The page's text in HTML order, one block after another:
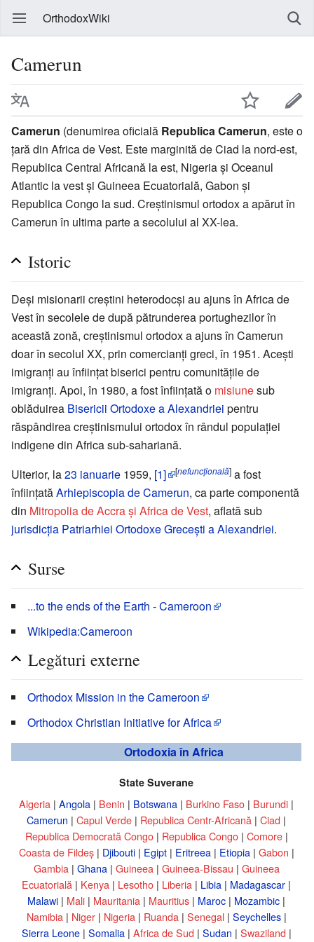
OrthodoxWiki
Camerun
Camerun (denumirea oficială Republica Camerun, este o
țară din Africa de Vest. Este marginită de Ciad la nord-est,
Republica Central Africană la est, Nigeria și Oceanul
Atlantic la vest și Guineea Ecuatorială, Gabon și
Republica Congo la sud. Creștinismul ortodox a apărut în
Camerun în ultima parte a secolului al XX-lea.
Istoric
Deși misionarii creștini heterodocși au ajuns în Africa de
Vest în secolele de după pătrunderea portughezilor în
această zonă, creștinismul ortodox a ajuns în Camerun
doar în secolul XX, prin comercianți greci, în 1951. Acești
imigranți au înființat biserici pentru comunitățile de
imigranți. Apoi, în 1980, a fost înființată o misiunesub
oblăduirea Bisericii Ortodoxe a Alexandriei pentru
răspândirea creștinismului ortodox în rândul populației
indigene din Africa sub-sahariană.
Ulterior, la23 ianuarie 1959, [1] [nefuncțională] a fost
înființatăArhiepiscopia de Camerun, ca parte componentă
din Mitropolia de Accra și Africa de Vest, aflată sub
jurisdicția Patriarhiei Ortodoxe Grecești a Alexandriei.
Surse
...to the ends of the Earth - Cameroon
Wikipedia:Cameroon
Legături externe
Orthodox Mission in the Cameroon
Orthodox Christian Initiative for Africa
Ortodoxia în Africa
State Suverane
Algeria | Angola | Benin | Botswana | Burkino Faso | Burundi |
Camerun | Capul Verde | Republica Centr-Africană | Ciad |
Republica Democrată Congo| Republica Congo| Comore|
Coasta de Fildeş| Djibouti| Egipt| Eritreea| Etiopia| Gabon |
Gambia | Ghana| Guineea | Guineea-Bissau | Guineea
Ecuatorială | Kenya | Lesotho | Liberia | Libia | Madagascar |
Malawi | Mali | Mauritania | Mauritius | Maroc | Mozambic |
Namibia | Niger| Nigeria | Ruanda | Senegal| Seychelles|
Sierra Leone| Somalia| Africa de Sud | Sudan | Swaziland |